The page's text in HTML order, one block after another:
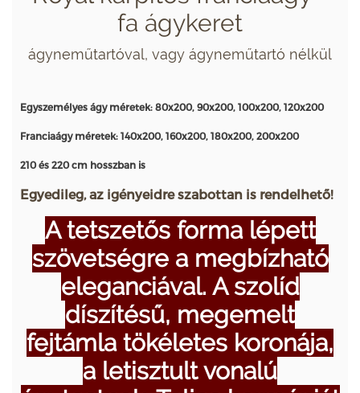
fa ágykeret
ágyneműtartóval, vagy ágyneműtartó nélkül
Egyszemélyes ágy méretek: 80x200, 90x200, 100x200, 120x200
Franciaágy méretek: 140x200, 160x200, 180x200, 200x200
210 és 220 cm hosszban is
Egyedileg, az igényeidre szabottan is rendelhető!
A tetszetős forma lépett
szövetségre a megbízható
eleganciával. A szolíd
díszítésű, megemelt
fejtámla tökéletes koronája,
a letisztult vonalú